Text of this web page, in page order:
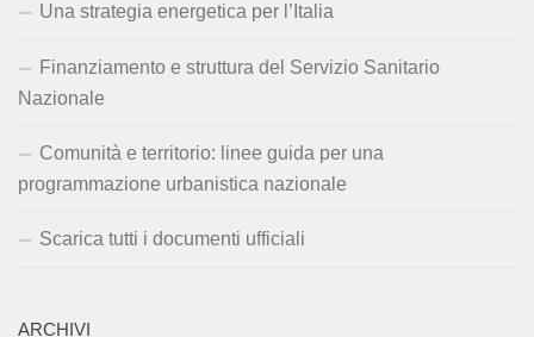
Una strategia energetica per l’Italia
Finanziamento e struttura del Servizio Sanitario
Nazionale
Comunità e territorio: linee guida per una
programmazione urbanistica nazionale
Scarica tutti i documenti ufficiali
ARCHIVI